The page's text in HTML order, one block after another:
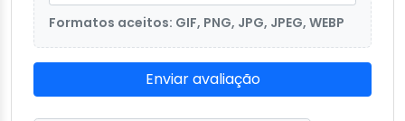
Formatos aceitos: GIF, PNG, JPG, JPEG, WEBP
Enviar avaliação